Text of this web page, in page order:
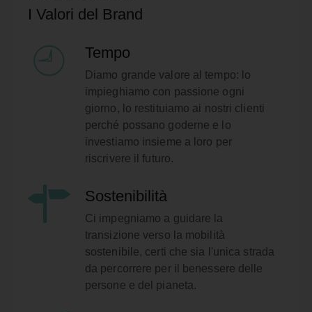
I Valori del Brand
Tempo
Diamo grande valore al tempo: lo
impieghiamo con passione ogni
giorno, lo restituiamo ai nostri clienti
perché possano goderne e lo
investiamo insieme a loro per
riscrivere il futuro.
Sostenibilità
Ci impegniamo a guidare la
transizione verso la mobilità
sostenibile, certi che sia l'unica strada
da percorrere per il benessere delle
persone e del pianeta.